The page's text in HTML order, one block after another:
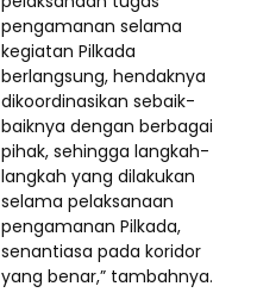
pengamanan selama
kegiatan Pilkada
berlangsung, hendaknya
dikoordinasikan sebaik-
baiknya dengan berbagai
pihak, sehingga langkah-
langkah yang dilakukan
selama pelaksanaan
pengamanan Pilkada,
senantiasa pada koridor
yang benar,” tambahnya.